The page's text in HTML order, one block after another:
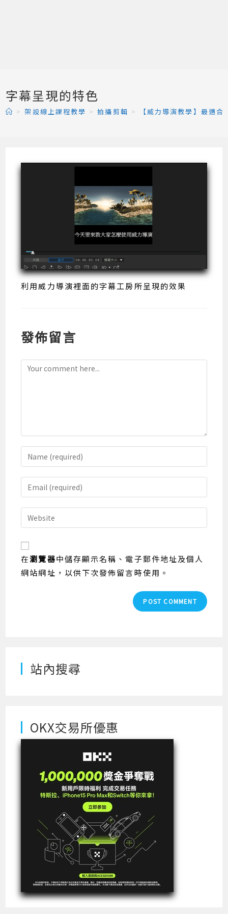
字幕呈現的特色
> 架設線上課程教學 > 拍攝剪輯 > 【威力導演教學】最適
利用威力導演裡面的字幕工房所呈現的效果
發佈留言
Comment
Enter
your
name
or
to
comment
Enter
your
email
address
Enter
your
URL
(optional)
在瀏覽器中儲存顯示名稱、電子郵件地址及個人
網站網址，以供下次發佈留言時使用。
站內搜尋
OKX交易所優惠